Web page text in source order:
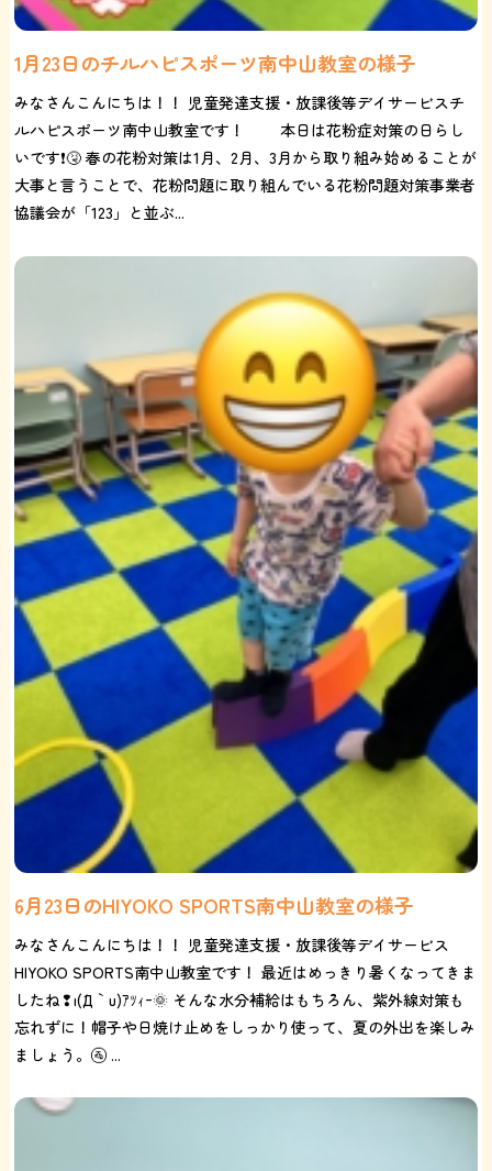
1月23日のチルハピスポーツ南中山教室の様子
みなさんこんにちは！！ 児童発達支援・放課後等デイサービスチ
ルハピスポーツ南中山教室です！ 本日は花粉症対策の日らし
いです❗️🤧 春の花粉対策は1月、2月、3月から取り組み始めることが
大事と言うことで、花粉問題に取り組んでいる花粉問題対策事業者
協議会が「123」と並ぶ...
6月23日のHIYOKO SPORTS南中山教室の様子
みなさんこんにちは！！ 児童発達支援・放課後等デイサービス
HIYOKO SPORTS南中山教室です！ 最近はめっきり暑くなってきま
したね❢ι(´Д｀υ)ｱﾂｨｰ🌞 そんな水分補給はもちろん、紫外線対策も
忘れずに！帽子や日焼け止めをしっかり使って、夏の外出を楽しみ
ましょう。🚰 ...